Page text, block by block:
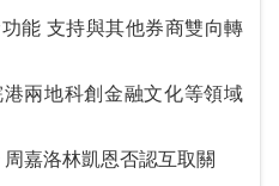
能 支持與其他券商雙向轉
兩地科創金融文化等領域
周嘉洛林凱恩否認互取關